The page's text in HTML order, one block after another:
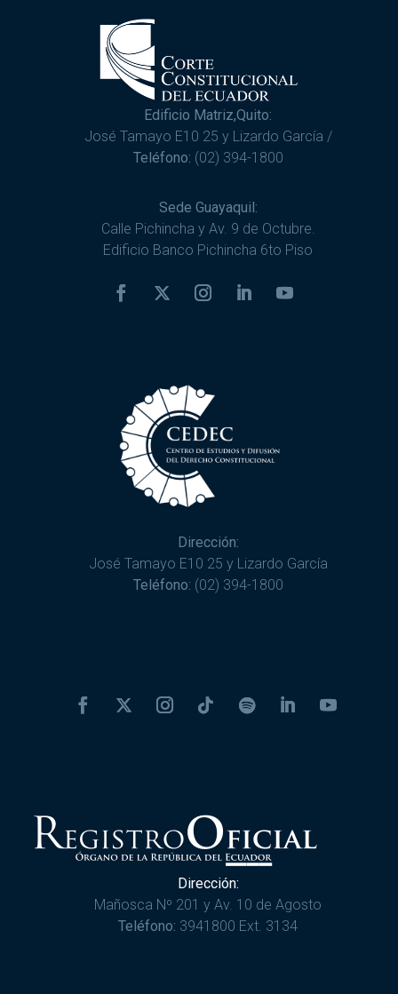
Edificio Matriz,Quito:
José Tamayo E10 25 y Lizardo García /
Teléfono: (02) 394-1800
Sede Guayaquil:
Calle Pichincha y Av. 9 de Octubre.
Edificio Banco Pichincha 6to Piso
Dirección:
José Tamayo E10 25 y Lizardo García
Teléfono: (02) 394-1800
Dirección:
Mañosca Nº 201 y Av. 10 de Agosto
Teléfono: 3941800 Ext. 3134